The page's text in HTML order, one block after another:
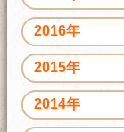
2016年
2015年
2014年